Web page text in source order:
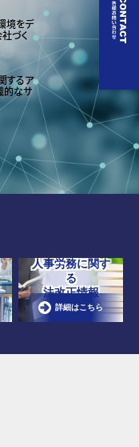
境をデ
づく
するア
的なサ
人事労務に関す
る
法改正情報
詳細はこちら